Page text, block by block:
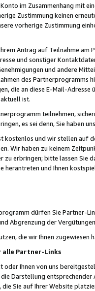
im Zusammenhang mit
Zustimmung keinen
vorherige Zustimmung
Antrag auf Teilnahme
und sonstiger
und andere
des Partnerprogramms
die an diese E-Mail-
ist.
teilnehmen,
es sei denn, Sie haben
kostenlos und wir stellen auf
Wir haben zu keinem
erbringen; bitte lassen Sie
herantreten und Ihnen
dürfen Sie Partner-
Abgrenzung der
die wir Ihnen zugewiesen
alle Partner-Links
oder Ihnen von uns
Darstellung
Sie auf Ihrer Website